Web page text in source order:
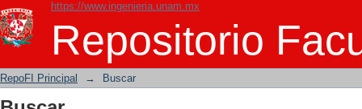
https://www.ingenieria.unam.mx
Repositorio
Buscar
RepoFI Principal → Buscar